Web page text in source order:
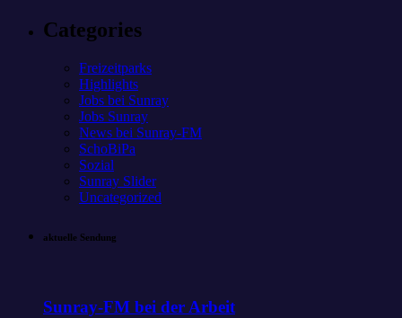
Categories
Freizeitparks
Highlights
Jobs bei Sunray
Jobs Sunray
News bei Sunray-FM
SchoBiPa
Sozial
Sunray Slider
Uncategorized
aktuelle Sendung
Sunray-FM bei der Arbeit